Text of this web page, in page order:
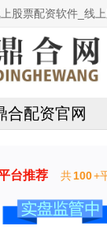
股票配资软件_线
合配资官网
台推荐 共100+